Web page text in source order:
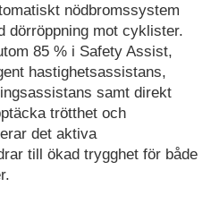
nödbromssystem
dörröppning mot cyklister.
85 % i Safety Assist,
hastighetsassistans,
samt direkt
trötthet och
det aktiva
till ökad trygghet för både